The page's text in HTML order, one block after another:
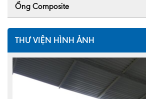
Ống Composite
THƯ VIỆN HÌNH ẢNH